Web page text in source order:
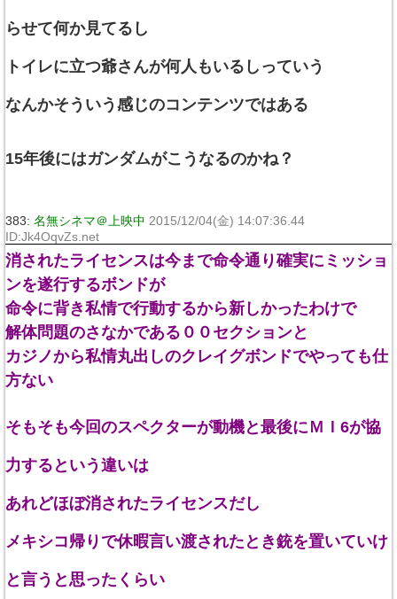
らせて何か見てるし
トイレに立つ爺さんが何人もいるしっていう
なんかそういう感じのコンテンツではある
15年後にはガンダムがこうなるのかね？
383: 名無シネマ＠上映中 2015/12/04(金) 14:07:36.44
ID:Jk4OqvZs.net
消されたライセンスは今まで命令通り確実にミッショ
ンを遂行するボンドが
命令に背き私情で行動するから新しかったわけで
解体問題のさなかである００セクションと
カジノから私情丸出しのクレイグボンドでやっても仕
方ない
そもそも今回のスペクターが動機と最後にＭＩ6が協
力するという違いは
あれどほぼ消されたライセンスだし
メキシコ帰りで休暇言い渡されたとき銃を置いていけ
と言うと思ったくらい